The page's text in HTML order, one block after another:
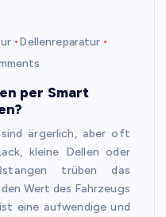
Dellenreparatur
per Smart
ärgerlich, aber oft
kleine Dellen oder
trüben das
Wert des Fahrzeugs
eine aufwendige und